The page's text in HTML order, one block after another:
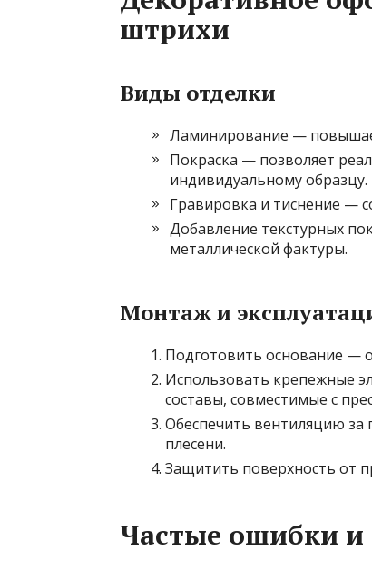
штрихи
Виды отделки
Ламинирование —
Покраска — позволяет
индивидуальному образцу.
Гравировка и тиснение —
Добавление текстурных
металлической фактуры.
Монтаж и
Подготовить основание —
Использовать крепежные
составы, совместимые с
Обеспечить вентиляцию
плесени.
Защитить поверхность от
Частые ошибки